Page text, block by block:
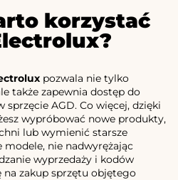
korzystać
pozwala nie tylko
także zapewnia dostęp do
AGD. Co więcej, dzięki
wypróbować nowe produkty,
lub wymienić starsze
modele, nie nadwyrężając
wyprzedaży i kodów
zakup sprzętu objętego